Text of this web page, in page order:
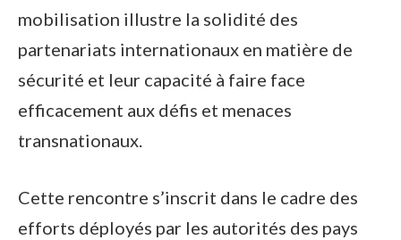
mobilisation illustre la solidité des
partenariats internationaux en matière de
sécurité et leur capacité à faire face
efficacement aux défis et menaces
transnationaux.
Cette rencontre s’inscrit dans le cadre des
efforts déployés par les autorités des pays